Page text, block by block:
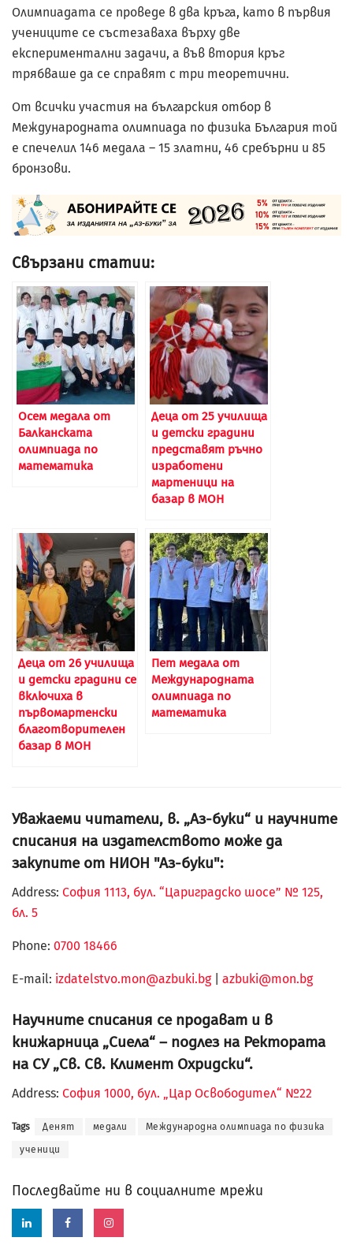
Олимпиадата се проведе в два кръга, като в първия
учениците се състезаваха върху две
експериментални задачи, а във втория кръг
трябваше да се справят с три теоретични.
От всички участия на българския отбор в
Международната олимпиада по физика България той
е спечелил 146 медала – 15 златни, 46 сребърни и 85
бронзови.
Свързани статии:
Осем медала от
Балканската
олимпиада по
математика
Деца от 25 училища
и детски градини
представят ръчно
изработени
мартеници на
базар в МОН
Дeца от 26 училища
и детски градини се
включиха в
първомартенски
благотворителен
базар в МОН
Пет медала от
Международната
олимпиада по
математика
Уважаеми читатели, в. „Аз-буки“ и научните
списания на издателството може да
закупите от НИОН "Аз-буки":
Address: София 1113, бул. “Цариградско шосе” № 125,
бл. 5
Phone: 0700 18466
Е-mail: izdatelstvo.mon@azbuki.bg| azbuki@mon.bg
Научните списания се продават и в
книжарница „Сиела“ – подлез на Ректората
на СУ „Св. Св. Климент Охридски“.
Address: София 1000, бул. „Цар Освободител“ №22
Tags Денят медали Международна олимпиада по физика
ученици
Последвайте ни в социалните мрежи